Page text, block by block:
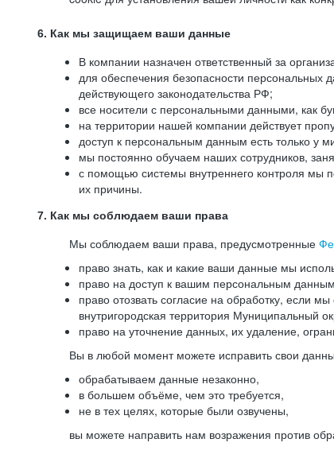
6. Как мы защищаем ваши данные
В компании назначен ответственный за
для обеспечения безопасности
действующего законодательства РФ;
все носители с персональными данными, как
на территории нашей компании действует
доступ к персональным данным есть только у
мы постоянно обучаем наших сотрудников,
с помощью системы внутреннего контроля мы
их причины.
7. Как мы соблюдаем ваши права
Мы соблюдаем ваши права, предусмотренные
право знать, как и какие ваши данные мы
право на доступ к вашим персональным
право отозвать согласие на обработку, если
внутригородская территория Муниципальный
право на уточнение данных, их удаление,
Вы в любой момент можете исправить свои
обрабатываем данные незаконно,
в большем объёме, чем это требуется,
не в тех целях, которые были озвучены,
вы можете направить нам возражения против